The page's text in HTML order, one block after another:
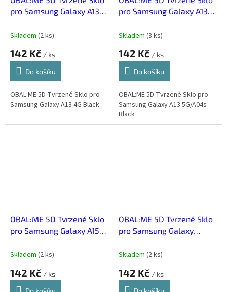
pro Samsung Galaxy A13
Skladem (2 ks)
142 Kč / ks
Do košíku
OBAL:ME 5D Tvrzené Sklo pro
Samsung Galaxy A13 4G Black
pro Samsung Galaxy A13
Skladem (3 ks)
142 Kč / ks
Do košíku
OBAL:ME 5D Tvrzené Sklo pro
Samsung Galaxy A13 5G/A04s
Black
OBAL:ME 5D Tvrzené Sklo
pro Samsung Galaxy A15
Skladem (2 ks)
142 Kč / ks
OBAL:ME 5D Tvrzené Sklo
pro Samsung Galaxy
5G Black
Skladem (2 ks)
142 Kč / ks